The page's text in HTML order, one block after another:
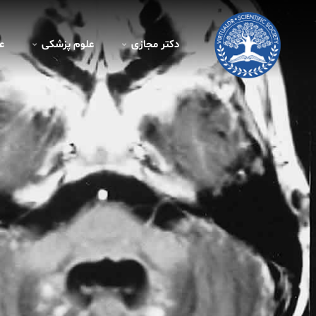
دکتر مجازی علوم پزشکی